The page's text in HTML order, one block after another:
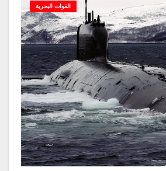
القوات البحرية